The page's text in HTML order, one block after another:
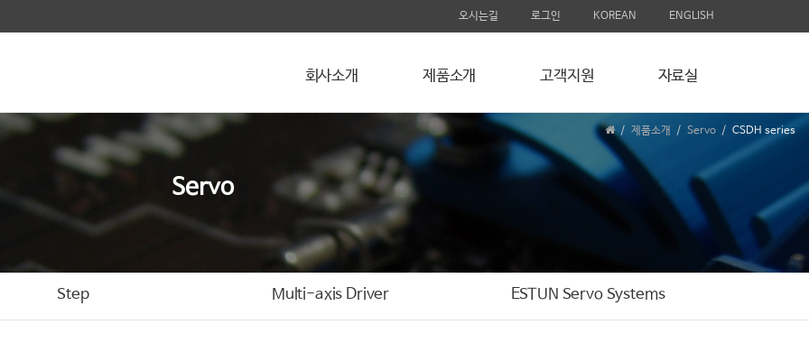
오시는길 로그인 KOREAN ENGLISH
회사소개 제품소개 고객지원 자료실
제품소개 Servo CSDH series
Servo
Step Multi-axis Driver ESTUN Servo Systems